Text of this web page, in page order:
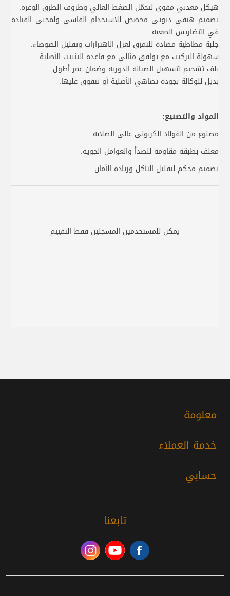
هيكل معدني مقوى لتحمّل الضغط العالي وظروف الطرق الوعرة.
تصميم هيفي ديوتي مخصص للاستخدام القاسي ولمحبي القيادة
في التضاريس الصعبة.
جلبة مطاطية مضادة للتمزق لعزل الاهتزازات وتقليل الضوضاء.
سهولة التركيب مع توافق مثالي مع قاعدة التثبيت الأصلية.
بلف تشحيم لتسهيل الصيانة الدورية وضمان عمر أطول.
بديل للوكالة بجودة تضاهي الأصلية أو تتفوق عليها.
المواد والتصنيع:
مصنوع من الفولاذ الكربوني عالي الصلابة.
مغلف بطبقة مقاومة للصدأ والعوامل الجوية.
تصميم محكم لتقليل التآكل وزيادة الأمان.
يمكن للمستخدمين المسجلين فقط التقييم
معلومة
خدمة العملاء
حسابي
تابعنا